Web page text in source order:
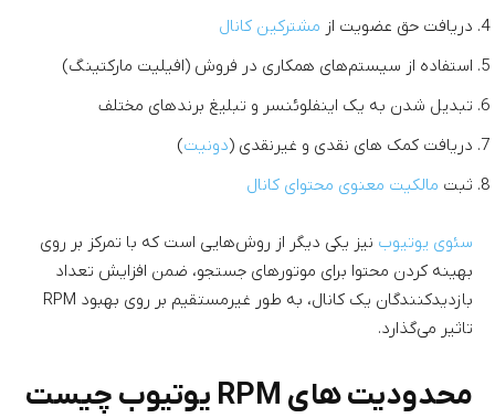
دریافت حق عضویت از مشترکین کانال
استفاده از سیستم‌های همکاری در فروش (افیلیت مارکتینگ)
تبدیل شدن به یک اینفلوئنسر و تبلیغ برندهای مختلف
دریافت کمک های نقدی و غیرنقدی (دونیت)
ثبت مالکیت معنوی محتوای کانال
سئوی یوتیوب نیز یکی دیگر از روش‌هایی است که با تمرکز بر روی
بهینه کردن محتوا برای موتورهای جستجو، ضمن افزایش تعداد
بازدیدکنندگان یک کانال، به طور غیرمستقیم بر روی بهبود RPM
تاثیر می‌گذارد.
محدودیت های RPM یوتیوب چیست